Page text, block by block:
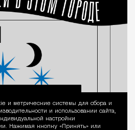
Уведомление
и метрические системы для сбора и
и использовании сайта,
настройки
Нажимая кнопку «Принять» или